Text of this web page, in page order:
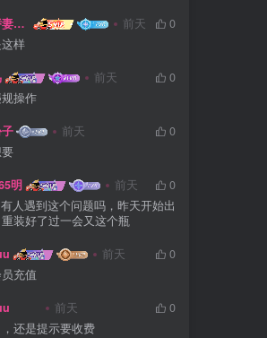
家有娇妻扁鹊难医 前天
0
样
前天
0
操作
前天
0
明 前天
0
人遇到这个问题吗，昨天开始出
装好了过一会又这个瓶
前天
0
充值
前天
0
还是提示要收费